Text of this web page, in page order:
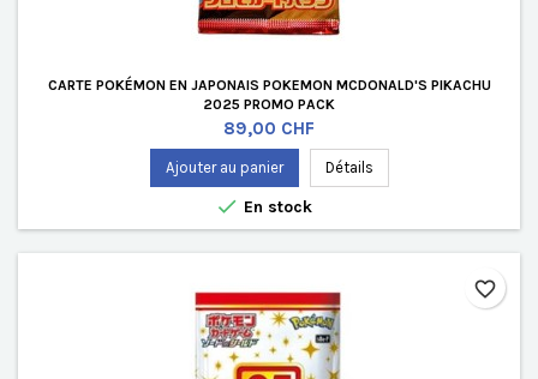
CARTE POKÉMON EN JAPONAIS POKEMON MCDONALD'S PIKACHU
2025 PROMO PACK
Prix
89,00 CHF
Ajouter au panier Détails
 En stock
favorite_border